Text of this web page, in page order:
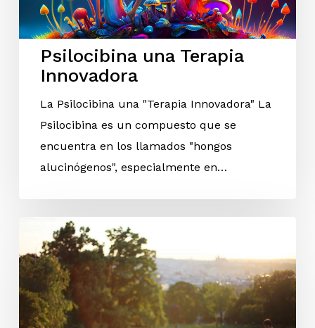
Psilocibina una Terapia
Innovadora
La Psilocibina una "Terapia Innovadora" La
Psilocibina es un compuesto que se
encuentra en los llamados "hongos
alucinógenos", especialmente en…